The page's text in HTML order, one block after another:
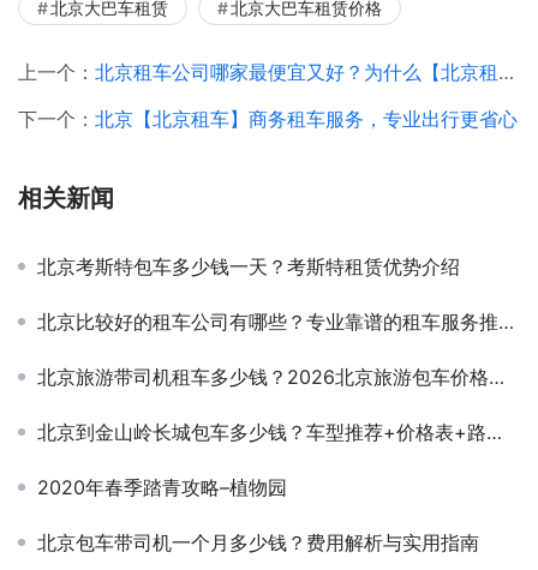
北京大巴车租赁 北京大巴车租赁价格
上一个： 北京租车公司哪家最便宜又好？为什么【北京租车】租车又好又便宜
下一个： 北京【北京租车】商务租车服务，专业出行更省心
相关新闻
北京考斯特包车多少钱一天？考斯特租赁优势介绍
北京比较好的租车公司有哪些？专业靠谱的租车服务推荐北京分众租车公司
北京旅游带司机租车多少钱？2026北京旅游包车价格与真实用车体验
北京到金山岭长城包车多少钱？车型推荐+价格表+路线详解
2020年春季踏青攻略–植物园
北京包车带司机一个月多少钱？费用解析与实用指南